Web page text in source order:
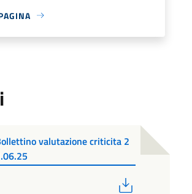
valutazione criticita 2